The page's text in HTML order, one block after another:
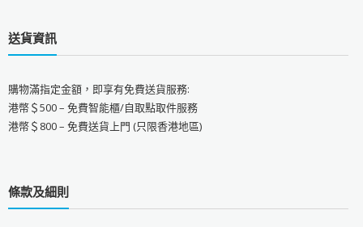
送貨資訊
購物滿指定金額，即享有免費送貨服務:
港幣＄500 – 免費智能櫃/自取點取件服務
港幣＄800 – 免費送貨上門 (只限香港地區)
條款及細則